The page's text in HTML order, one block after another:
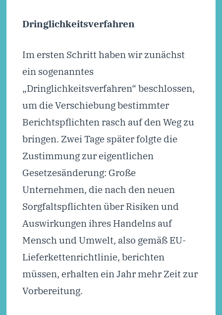
Dringlichkeitsverfahren
Im ersten Schritt haben wir zunächst
ein sogenanntes
„Dringlichkeitsverfahren“ beschlossen,
um die Verschiebung bestimmter
Berichtspflichten rasch auf den Weg zu
bringen. Zwei Tage später folgte die
Zustimmung zur eigentlichen
Gesetzesänderung: Große
Unternehmen, die nach den neuen
Sorgfaltspflichten über Risiken und
Auswirkungen ihres Handelns auf
Mensch und Umwelt, also gemäß EU-
Lieferkettenrichtlinie, berichten
müssen, erhalten ein Jahr mehr Zeit zur
Vorbereitung.